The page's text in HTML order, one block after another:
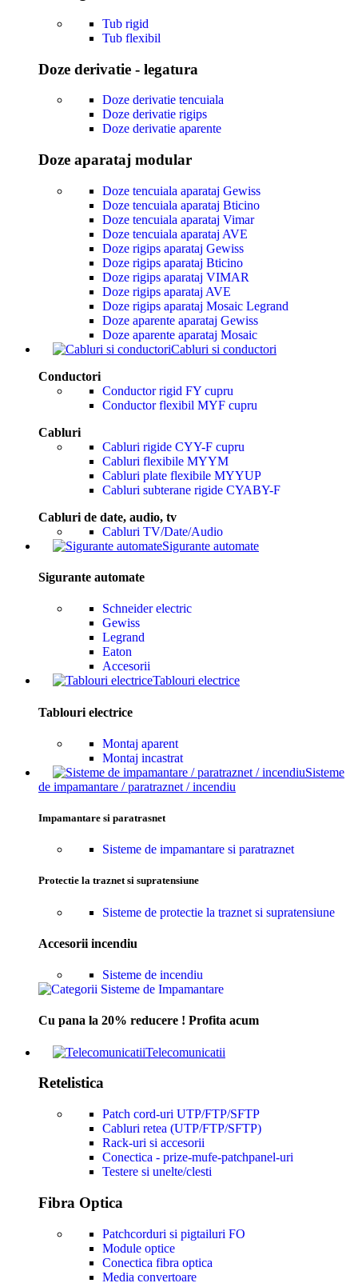
Tub rigid
Tub flexibil
Doze derivatie - legatura
Doze derivatie tencuiala
Doze derivatie rigips
Doze derivatie aparente
Doze aparataj modular
Doze tencuiala aparataj Gewiss
Doze tencuiala aparataj Bticino
Doze tencuiala aparataj Vimar
Doze tencuiala aparataj AVE
Doze rigips aparataj Gewiss
Doze rigips aparataj Bticino
Doze rigips aparataj VIMAR
Doze rigips aparataj AVE
Doze rigips aparataj Mosaic Legrand
Doze aparente aparataj Gewiss
Doze aparente aparataj Mosaic
Cabluri si conductori
Conductori
Conductor rigid FY cupru
Conductor flexibil MYF cupru
Cabluri
Cabluri rigide CYY-F cupru
Cabluri flexibile MYYM
Cabluri plate flexibile MYYUP
Cabluri subterane rigide CYABY-F
Cabluri de date, audio, tv
Cabluri TV/Date/Audio
Sigurante automate
Sigurante automate
Schneider electric
Gewiss
Legrand
Eaton
Accesorii
Tablouri electrice
Tablouri electrice
Montaj aparent
Montaj incastrat
Sisteme
de impamantare / paratraznet / incendiu
Impamantare si paratrasnet
Sisteme de impamantare si paratraznet
Protectie la traznet si supratensiune
Sisteme de protectie la traznet si supratensiune
Accesorii incendiu
Sisteme de incendiu
Cu pana la 20% reducere ! Profita acum
Telecomunicatii
Retelistica
Patch cord-uri UTP/FTP/SFTP
Cabluri retea (UTP/FTP/SFTP)
Rack-uri si accesorii
Conectica - prize-mufe-patchpanel-uri
Testere si unelte/clesti
Fibra Optica
Patchcorduri si pigtailuri FO
Module optice
Conectica fibra optica
Media convertoare